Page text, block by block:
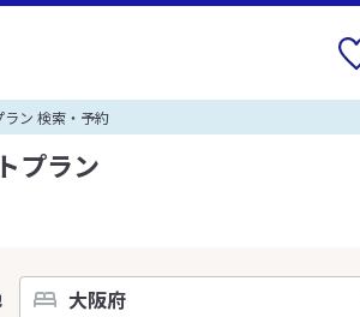
ン 検索・予約
プラン